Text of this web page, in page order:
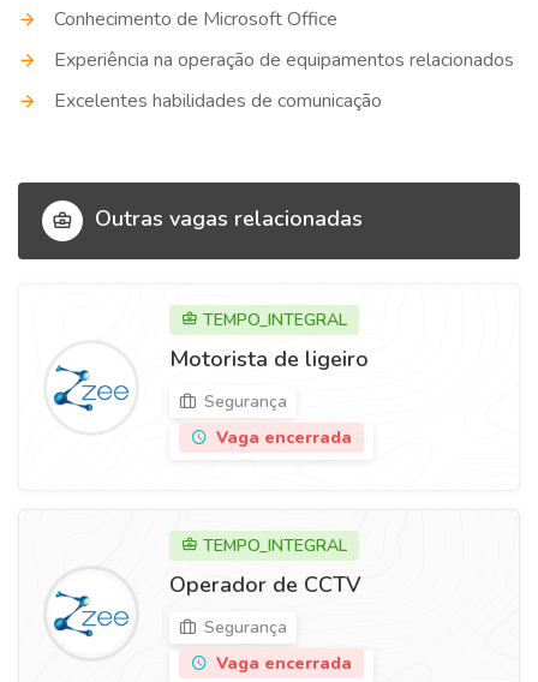
Conhecimento de Microsoft Office
Experiência na operação de equipamentos relacionados
Excelentes habilidades de comunicação
Outras vagas relacionadas
TEMPO_INTEGRAL
Motorista de ligeiro
Segurança
Vaga encerrada
TEMPO_INTEGRAL
Operador de CCTV
Segurança
Vaga encerrada